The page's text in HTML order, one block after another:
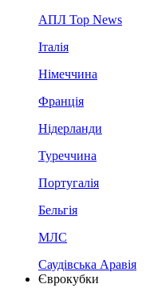
АПЛ Top News
Італія
Німеччина
Франція
Нідерланди
Туреччина
Португалія
Бельгія
МЛС
Саудівська Аравія
Єврокубки